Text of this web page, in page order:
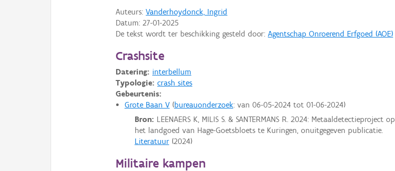
Auteurs:Vanderhoydonck, Ingrid
Datum:27-01-2025
De tekst wordt ter beschikking gesteld door:Agentschap Onroerend Erfgoed (AOE)
Crashsite
Datering: interbellum
Typologie: crash sites
Gebeurtenis:
Grote Baan V bureauonderzoek: van 06-05-2024tot 01-06-2024
Bron: LEENAERS K, MILIS S. & SANTERMANS R. 2024: Metaaldetectieproject op
het landgoed van Hage-Goetsbloets te Kuringen, onuitgegeven publicatie.
Literatuur(2024)
Militaire kampen